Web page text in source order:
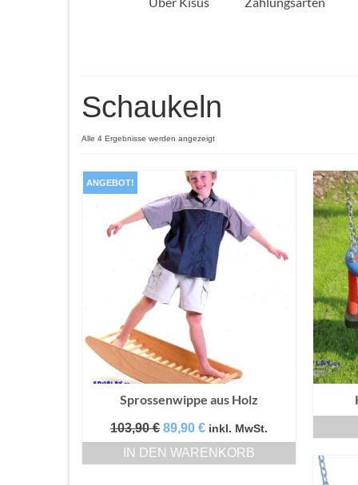
Schaukeln
Alle 4 Ergebnisse werden angezeigt
ANGEBOT!
Sprossenwippe aus Holz
103,90€ Ursprünglicher
Preis
war:
89,90€Aktueller
Preis
ist:
inkl. MwSt.
IN DEN WARENKORB